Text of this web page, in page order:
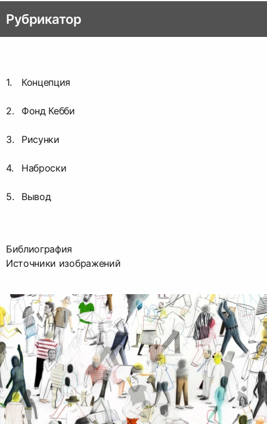
Рубрикатор
Концепция
Фонд Кебби
Рисунки
Наброски
Вывод
Библиография
Источники изображений